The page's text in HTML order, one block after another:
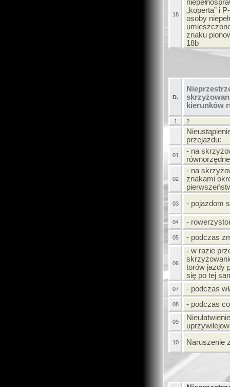
18
„koperta” i
osoby
znaku
18b
D.
kierunków
1 2
przejazdu:
01
- na
02
- na
znakami
03 - pojazdom
04 -
05 - podczas
06
- w razie
torów jazdy
się po tej
07 - podczas
08 - podczas
09
10 Naruszenie